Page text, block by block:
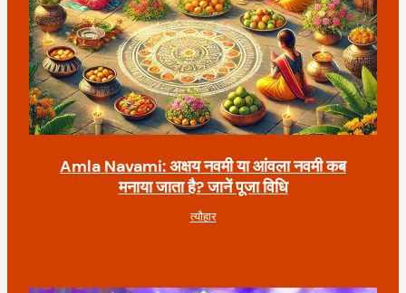
Amla Navami: अक्षय नवमी या आंवला नवमी कब
मनाया जाता है? जानें पूजा विधि
त्यौहार